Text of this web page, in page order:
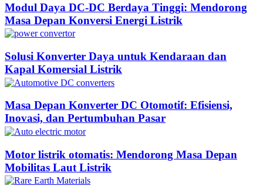
Modul Daya DC-DC Berdaya Tinggi: Mendorong
Masa Depan Konversi Energi Listrik
Solusi Konverter Daya untuk Kendaraan dan
Kapal Komersial Listrik
Masa Depan Konverter DC Otomotif: Efisiensi,
Inovasi, dan Pertumbuhan Pasar
Motor listrik otomatis: Mendorong Masa Depan
Mobilitas Laut Listrik